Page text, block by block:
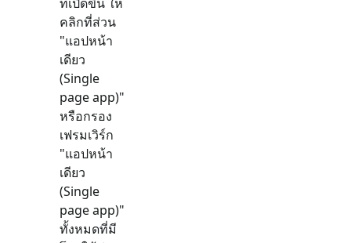
คลิกที่ส่วน
"แอปหน้า
เดียว
(Single
page app)"
หรือกรอง
เฟรมเวิร์ก
"แอปหน้า
เดียว
(Single
page app)"
ทั้งหมดที่มี